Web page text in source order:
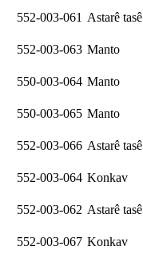
552-003-061 Astarê tasê
552-003-063 Manto
550-003-064 Manto
550-003-065 Manto
552-003-066 Astarê tasê
552-003-064 Konkav
552-003-062 Astarê tasê
552-003-067 Konkav